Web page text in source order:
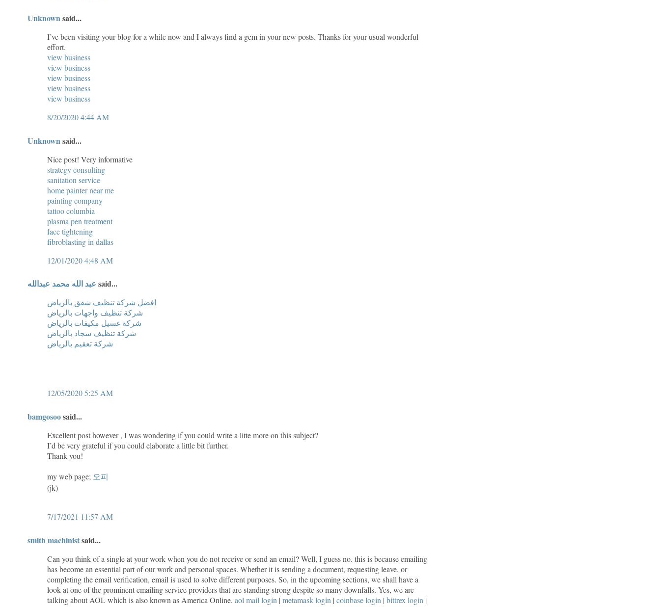
Unknownsaid...
I’ve been visiting your blog for a while now and I always find a gem in your new posts. Thanks for your usual wonderful
effort.
view business
view business
view business
view business
view business
8/20/2020 4:44 AM
Unknown said...
Nice post! Very informative
strategy consulting
sanitation service
home painter near me
painting company
tattoo columbia
plasma pen treatment
face tightening
fibroblasting in dallas
12/01/2020 4:48 AM
عبد الله محمد عبدالله said...
افضل شركة تنظيف شقق بالرياض
شركة تنظيف واجهات بالرياض
شركة غسيل مكيفات بالرياض
شركة تنظيف سجاد بالرياض
شركة تعقيم بالرياض
12/05/2020 5:25 AM
bamgosoosaid...
Excellent post however , I was wondering if you could write a litte more on this subject?
I’d be very grateful if you could elaborate a little bit further.
Thank you!
my web page; 오피
(jk)
7/17/2021 11:57 AM
smith machinistsaid...
Can you think of a single at your work when you do not receive or send an email? Well, I guess no. this is because emailing
has become an essential part of our work and personal spaces. Whether it is sending a document, requesting leave, or
completing the email verification, email is used to solve different purposes. So, in the upcoming sections, we shall have a
look at one of the prominent emailing service providers that are standing strong despite so many downfalls. Yes, we are
talking about AOL which is also known as America Online. aol mail login | metamask login | coinbase login | bittrex login |